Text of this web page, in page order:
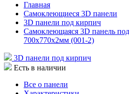
Главная
Самоклеющиеся 3D панели
3D панели под кирпич
Самоклеющаяся 3D панель
700x770x2мм (001-2)
3D панели под кирпич
Есть в наличии
Все о панели